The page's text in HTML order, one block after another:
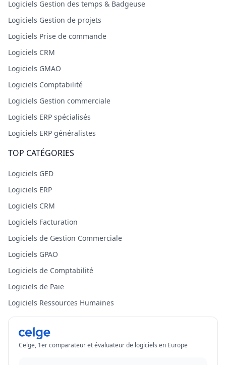
Logiciels Gestion des temps & Badgeuse
Logiciels Gestion de projets
Logiciels Prise de commande
Logiciels CRM
Logiciels GMAO
Logiciels Comptabilité
Logiciels Gestion commerciale
Logiciels ERP spécialisés
Logiciels ERP généralistes
TOP CATÉGORIES
Logiciels GED
Logiciels ERP
Logiciels CRM
Logiciels Facturation
Logiciels de Gestion Commerciale
Logiciels GPAO
Logiciels de Comptabilité
Logiciels de Paie
Logiciels Ressources Humaines
Celge, 1er comparateur et évaluateur de logiciels en Europe